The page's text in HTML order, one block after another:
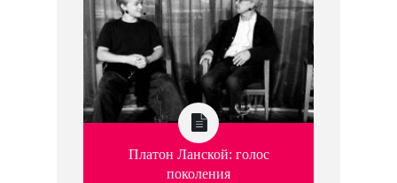
Платон Ланской: голос
поколения